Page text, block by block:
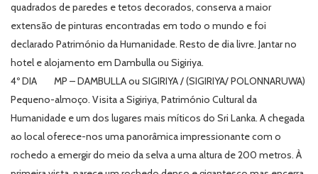
quadrados de paredes e tetos decorados, conserva a maior
extensão de pinturas encontradas em todo o mundo e foi
declarado Património da Humanidade. Resto de dia livre. Jantar no
hotel e alojamento em Dambulla ou Sigiriya.
4º DIA MP – DAMBULLA ou SIGIRIYA / (SIGIRIYA/ POLONNARUWA)
Pequeno-almoço. Visita a Sigiriya, Património Cultural da
Humanidade e um dos lugares mais míticos do Sri Lanka. A chegada
ao local oferece-nos uma panorâmica impressionante com o
rochedo a emergir do meio da selva a uma altura de 200 metros. À